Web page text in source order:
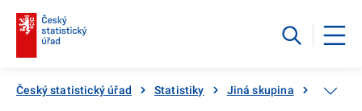
Český statistický úřad Statistiky Jiná skupina